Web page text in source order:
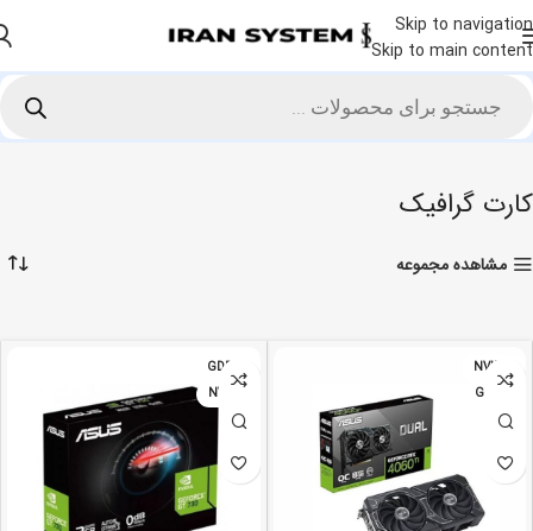
Skip to navigation
Skip to main content
خانه Showing all 5 results
کارت گرافیک
مشاهده مجموعه
NVIDIA
GDDR6
GDDR5
NVIDIA